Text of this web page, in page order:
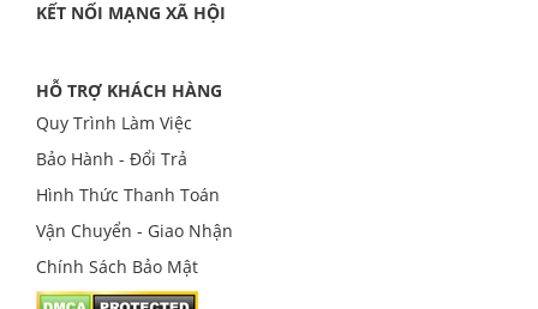
KẾT NỐI MẠNG XÃ HỘI
HỖ TRỢ KHÁCH HÀNG
Quy Trình Làm Việc
Bảo Hành - Đổi Trả
Hình Thức Thanh Toán
Vận Chuyển - Giao Nhận
Chính Sách Bảo Mật